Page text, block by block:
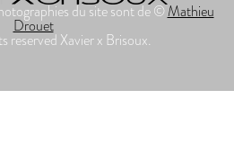
du site sont de ©Mathieu
Drouet
Xavier x Brisoux.